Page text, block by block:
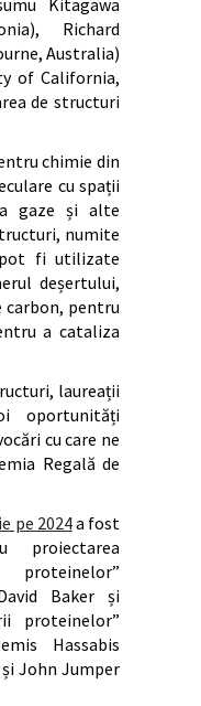
Kitagawa
Richard
Australia)
of California,
de structuri
chimie din
cu spații
gaze și alte
numite
fi utilizate
deșertului,
carbon, pentru
a cataliza
laureații
oportunități
cu care ne
Regală de
pe 2024a fost
proiectarea
Baker și
proteinelor”
Hassabis
John Jumper